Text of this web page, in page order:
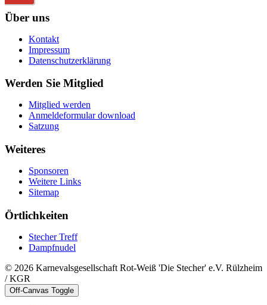
Über uns
Kontakt
Impressum
Datenschutzerklärung
Werden Sie Mitglied
Mitglied werden
Anmeldeformular download
Satzung
Weiteres
Sponsoren
Weitere Links
Sitemap
Örtlichkeiten
Stecher Treff
Dampfnudel
© 2026 Karnevalsgesellschaft Rot-Weiß 'Die Stecher' e.V. Rülzheim
/ KGR
Off-Canvas Toggle